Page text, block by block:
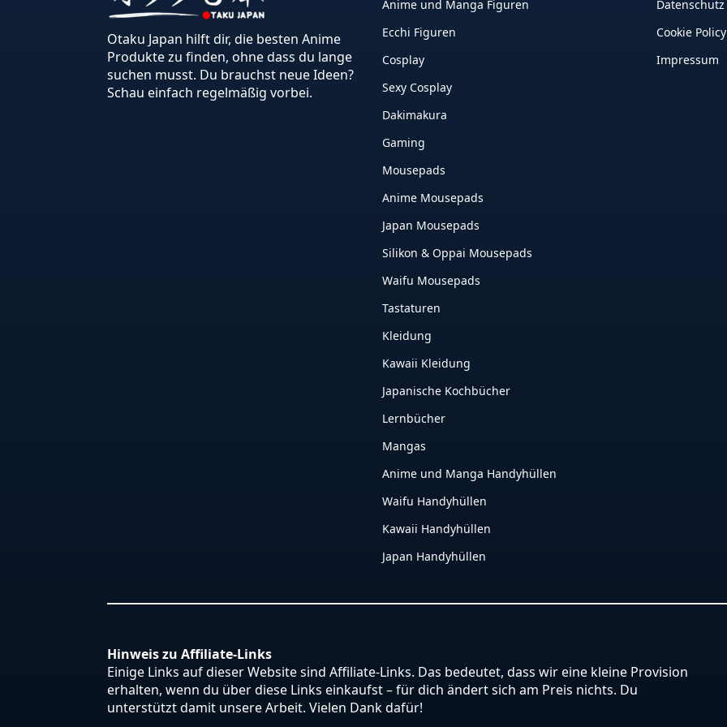
Otaku Japan hilft dir, die besten Anime
Produkte zu finden, ohne dass du lange
suchen musst. Du brauchst neue Ideen?
Schau einfach regelmäßig vorbei.
Anime und Manga Figuren
Ecchi Figuren
Cosplay
Sexy Cosplay
Dakimakura
Gaming
Mousepads
Anime Mousepads
Japan Mousepads
Silikon & Oppai Mousepads
Waifu Mousepads
Tastaturen
Kleidung
Kawaii Kleidung
Japanische Kochbücher
Lernbücher
Mangas
Anime und Manga Handyhüllen
Waifu Handyhüllen
Kawaii Handyhüllen
Japan Handyhüllen
Datenschutz
Cookie
Impressum
Hinweis zu Affiliate-Links
Einige Links auf dieser Website sind Affiliate-Links. Das bedeutet, dass wir eine kleine Provision
erhalten, wenn du über diese Links einkaufst – für dich ändert sich am Preis nichts. Du
unterstützt damit unsere Arbeit. Vielen Dank dafür!